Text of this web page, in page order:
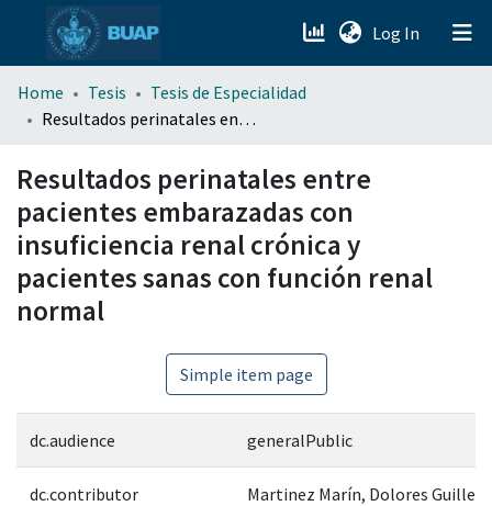
Log In (current)
menu.section.about_menu
Home Tesis
Tesis de Especialidad
Resultados perinatales entre pacientes embarazadas con insuficiencia renal crónica y pacientes sanas con función renal normal
Resultados perinatales entre
pacientes embarazadas con
insuficiencia renal crónica y
pacientes sanas con función renal
normal
Simple item page
dc.audience generalPublic
dc.contributor Martinez Marín, Dolores